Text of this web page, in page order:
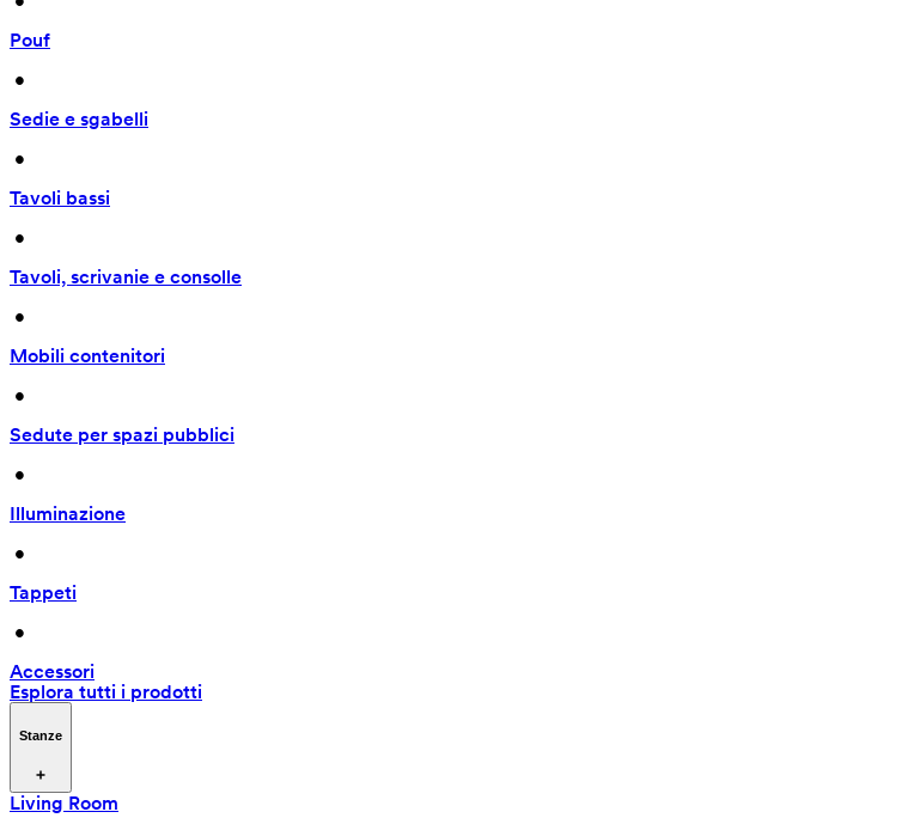
Pouf
•
Sedie e sgabelli
•
Tavoli bassi
•
Tavoli, scrivanie e consolle
•
Mobili contenitori
•
Sedute per spazi pubblici
•
Illuminazione
•
Tappeti
•
Accessori
Esplora tutti i prodotti
Stanze
Living Room